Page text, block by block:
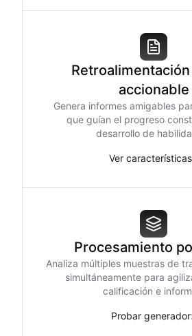
accionable
Genera informes amigables
que guían el progreso
desarrollo de
Ver características
Procesamiento
Analiza múltiples muestras de
simultáneamente para
calificación e
Probar generador